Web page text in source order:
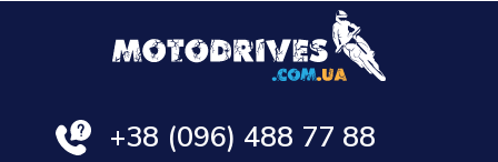
+38 (096) 488 77 88